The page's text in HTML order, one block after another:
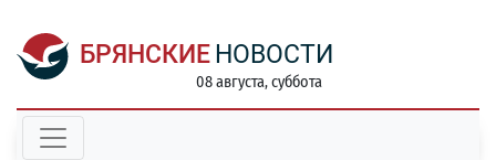
БРЯНСКИЕ НОВОСТИ
08 августа, суббота